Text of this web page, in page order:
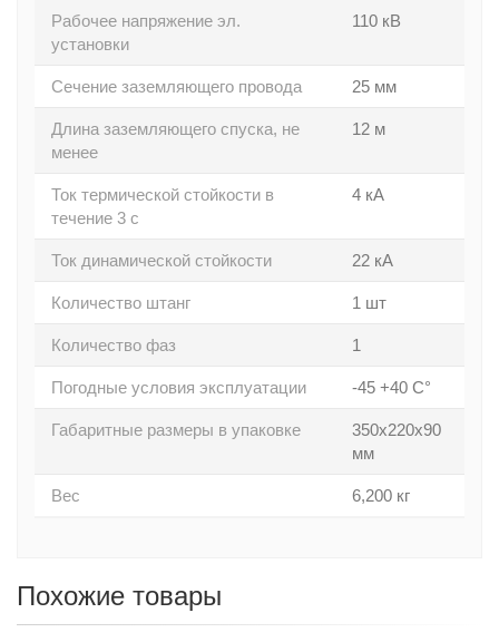
Рабочее напряжение эл.
установки
110 кВ
Сечение заземляющего провода 25 мм
Длина заземляющего спуска, не
менее
12 м
Ток термической стойкости в
течение 3 с
4 кА
Ток динамической стойкости 22 кА
Количество штанг 1 шт
Количество фаз 1
Погодные условия эксплуатации -45 +40 С°
Габаритные размеры в упаковке
350х220х90
мм
Вес 6,200 кг
Похожие товары